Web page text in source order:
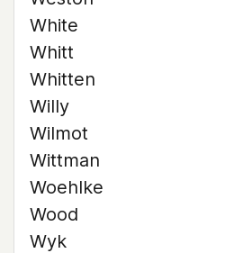
White
Whitt
Whitten
Willy
Wilmot
Wittman
Woehlke
Wood
Wyk